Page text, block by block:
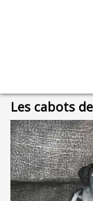
Les cabots